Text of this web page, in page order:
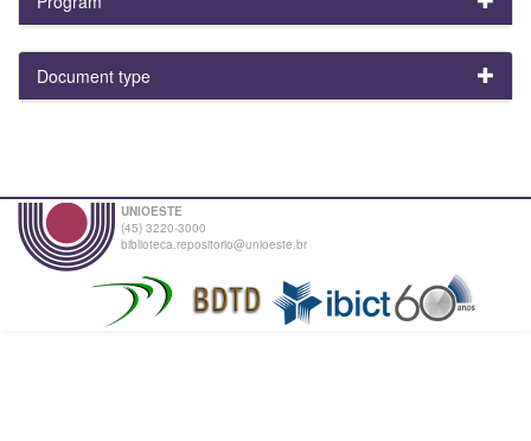
Document type
UNIOESTE
(45) 3220-3000
biblioteca.repositorio@unioeste.br